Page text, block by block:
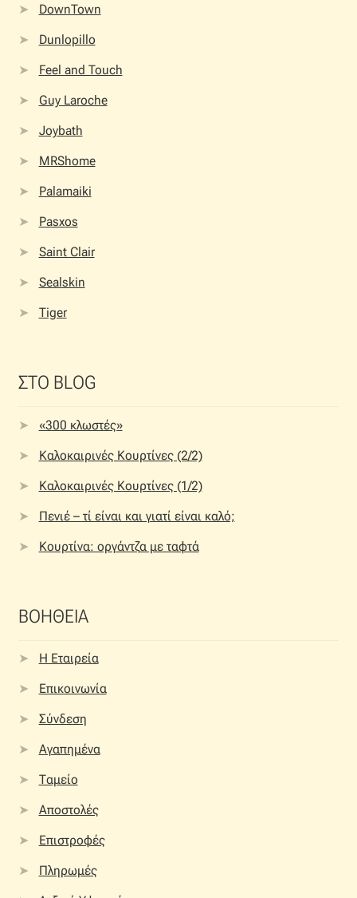
DownTown
Dunlopillo
Feel and Touch
Guy Laroche
Joybath
MRShome
Palamaiki
Pasxos
Saint Clair
Sealskin
Tiger
ΣΤΟ BLOG
«300 κλωστές»
Καλοκαιρινές Κουρτίνες (2/2)
Καλοκαιρινές Κουρτίνες (1/2)
Πενιέ – τί είναι και γιατί είναι καλό;
Κουρτίνα: οργάντζα με ταφτά
ΒΟΗΘΕΙΑ
Η Εταιρεία
Επικοινωνία
Σύνδεση
Αγαπημένα
Ταμείο
Αποστολές
Επιστροφές
Πληρωμές